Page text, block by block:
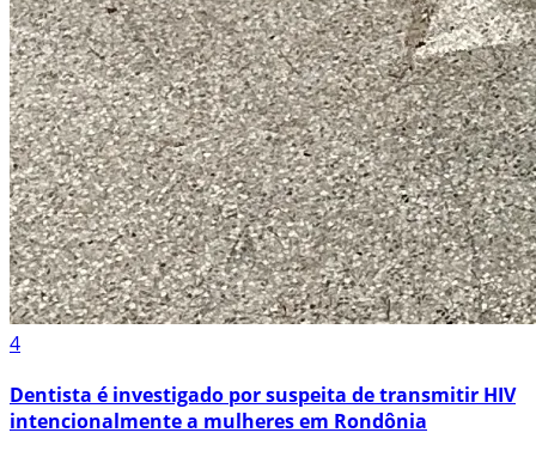
4
Dentista é investigado por suspeita de transmitir HIV
intencionalmente a mulheres em Rondônia